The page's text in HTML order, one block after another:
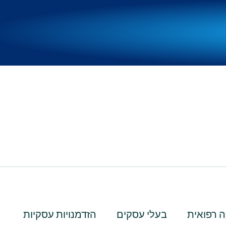
רפואית בעלי עסקים הזדמנויות עסקיות